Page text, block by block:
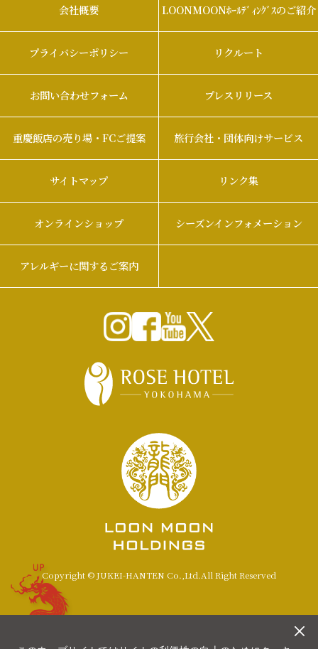
会社概要 LOONMOONﾎｰﾙﾃﾞｨﾝｸﾞｽのご紹介
プライバシーポリシー リクルート
お問い合わせフォーム プレスリリース
重慶飯店の売り場・FCご提案 旅行会社・団体向けサービス
サイトマップ リンク集
オンラインショップ シーズンインフォメーション
アレルギーに関するご案内
Copyright © JUKEI-HANTEN Co.,Ltd.All Right Reserved
UP